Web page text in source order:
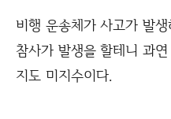
비행 운송체가 사고가 발
참사가 발생을 할테니 과
지도 미지수이다.